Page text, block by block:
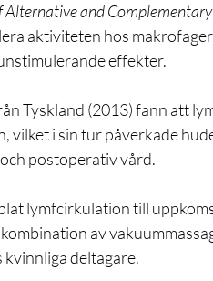
Alternative and Complementary
aktiviteten hos
effekter.
Tyskland (2013) fann att
vilket i sin tur påverkade
postoperativ vård.
lymfcirkulation till
av
deltagare.